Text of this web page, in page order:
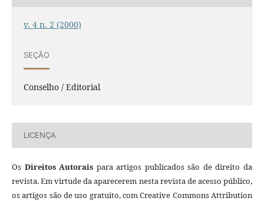
v. 4 n. 2 (2000)
SEÇÃO
Conselho / Editorial
LICENÇA
Os Direitos Autorais para artigos publicados são de direito da
revista. Em virtude da aparecerem nesta revista de acesso público,
os artigos são de uso gratuito, com Creative Commons Attribution